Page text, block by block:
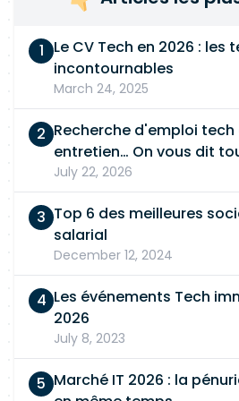
(communication, formation,
retours d'expériences (REX)
Le CV Tech en 2026 : les
incontournables
March 24, 2025
Recherche d'emploi tech
entretien… On vous dit
July 22, 2026
Top 6 des meilleures
salarial
December 12, 2024
Les événements Tech
2026
July 8, 2023
Marché IT 2026 : la